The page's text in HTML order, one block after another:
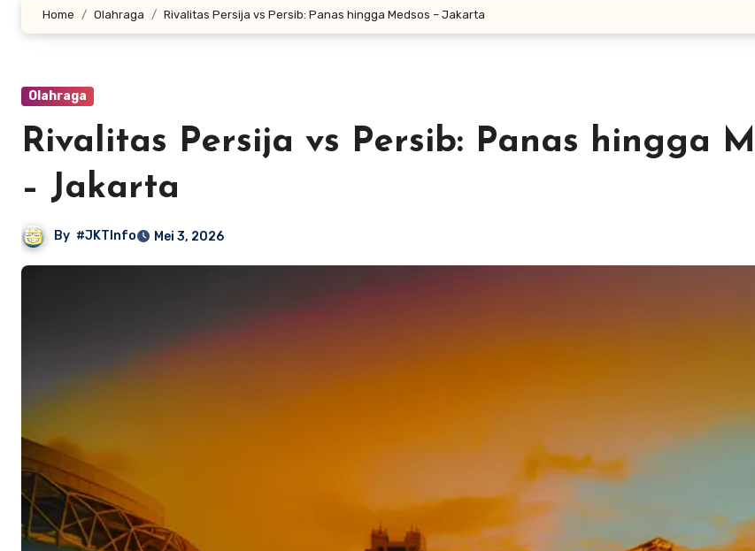
Home Olahraga Rivalitas Persija vs Persib: Panas hingga Medsos – Jakarta
Olahraga
Rivalitas Persija vs Persib: Panas hingga
– Jakarta
By #JKTInfo Mei 3, 2026